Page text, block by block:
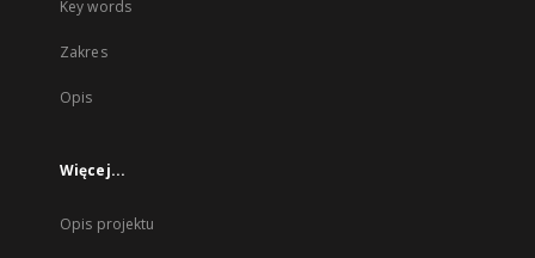
Key words
Zakres
Opis
Więcej...
Opis projektu